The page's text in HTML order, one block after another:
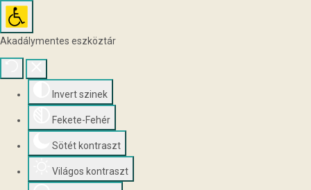
Akadálymentes eszköztár
Invert szinek
Fekete-Fehér
Sötét kontraszt
Világos kontraszt